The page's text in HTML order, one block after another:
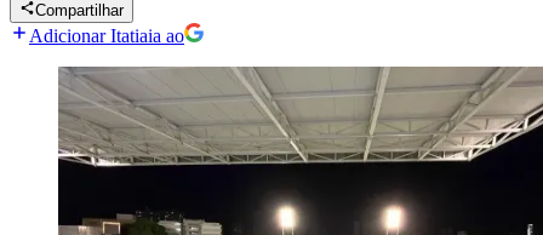
Compartilhar
Adicionar Itatiaia ao